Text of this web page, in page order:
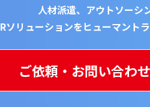
人材派遣、アウトソーシ
ソリューションをヒューマント
ご依頼・ お問い合わ